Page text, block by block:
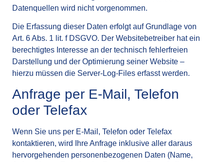
Datenquellen wird nicht vorgenommen.
Die Erfassung dieser Daten erfolgt auf Grundlage von
Art. 6 Abs. 1 lit. f DSGVO. Der Websitebetreiber hat ein
berechtigtes Interesse an der technisch fehlerfreien
Darstellung und der Optimierung seiner Website –
hierzu müssen die Server-Log-Files erfasst werden.
Anfrage per E-Mail, Telefon
oder Telefax
Wenn Sie uns per E-Mail, Telefon oder Telefax
kontaktieren, wird Ihre Anfrage inklusive aller daraus
hervorgehenden personenbezogenen Daten (Name,